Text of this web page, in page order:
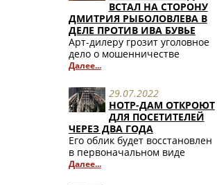
ВСТАЛ НА СТОРОНУ
ДМИТРИЯ РЫБОЛОВЛЕВА В
ДЕЛЕ ПРОТИВ ИВА БУВЬЕ
Арт-дилеру грозит уголовное
дело о мошенничестве
Далее...
29.07.2022
НОТР-ДАМ ОТКРОЮТ
ДЛЯ ПОСЕТИТЕЛЕЙ
ЧЕРЕЗ ДВА ГОДА
Его облик будет восстановлен
в первоначальном виде
Далее...